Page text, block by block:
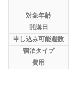
対象年齢
開講日
申し込み可能週数
宿泊タイプ
費用